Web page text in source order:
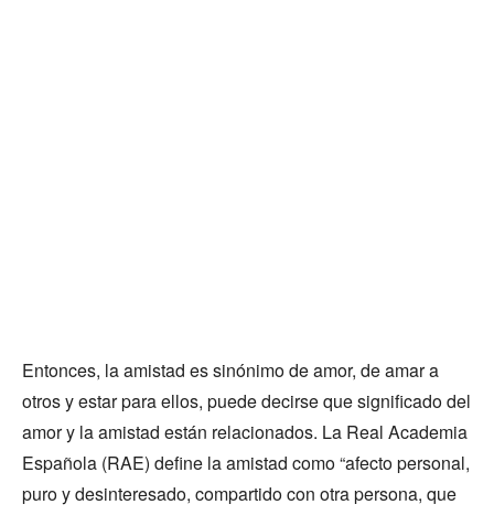
Entonces, la amistad es sinónimo de amor, de amar a
otros y estar para ellos, puede decirse que significado del
amor y la amistad están relacionados. La Real Academia
Española (RAE) define la amistad como “afecto personal,
puro y desinteresado, compartido con otra persona, que